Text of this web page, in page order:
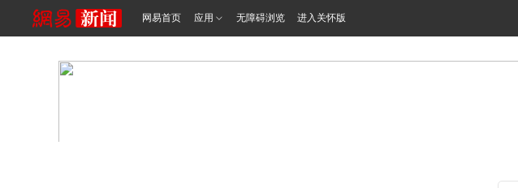
网易首页 应用 无障碍浏览 进入关怀版